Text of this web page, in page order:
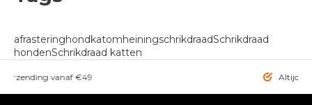
afrasteringhondkatomheiningschrikdraadSchrikdraad
hondenSchrikdraad katten
vanaf €49 Altijd de